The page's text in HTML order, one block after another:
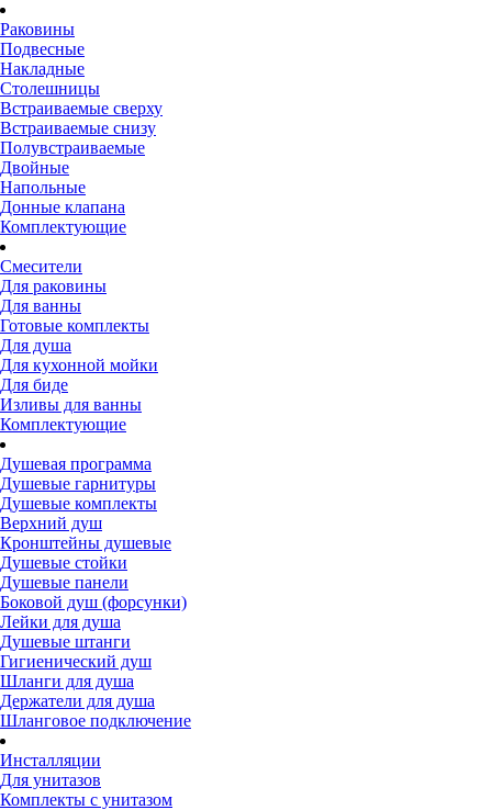
Раковины
Подвесные
Накладные
Столешницы
Встраиваемые сверху
Встраиваемые снизу
Полувстраиваемые
Двойные
Напольные
Донные клапана
Комплектующие
Смесители
Для раковины
Для ванны
Готовые комплекты
Для душа
Для кухонной мойки
Для биде
Изливы для ванны
Комплектующие
Душевая программа
Душевые гарнитуры
Душевые комплекты
Верхний душ
Кронштейны душевые
Душевые стойки
Душевые панели
Боковой душ (форсунки)
Лейки для душа
Душевые штанги
Гигиенический душ
Шланги для душа
Держатели для душа
Шланговое подключение
Инсталляции
Для унитазов
Комплекты с унитазом